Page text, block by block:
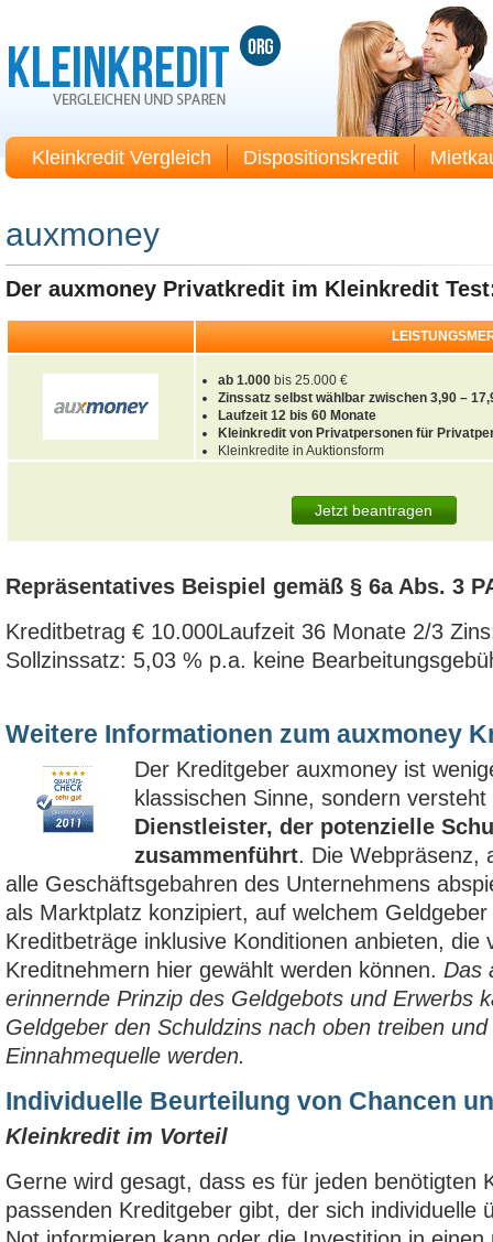
Kleinkredit Vergleich Dispositionskredit
auxmoney
Der auxmoney Privatkredit im Kleinkredit
ab 1.000 bis 25.000 €
Zinssatz selbst wählbar zwischen 3,90 –
Laufzeit 12 bis 60 Monate
Kleinkredit von Privatpersonen für
Kleinkredite in Auktionsform
Jetzt beantragen
Repräsentatives Beispiel gemäß § 6a Abs. 3
Kreditbetrag € 10.000Laufzeit 36 Monate 2/3
Sollzinssatz: 5,03 % p.a. keine
Weitere Informationen zum auxmoney
Der Kreditgeber auxmoney ist
klassischen Sinne, sondern
Dienstleister, der potenzielle
zusammenführt. Die Webpräsenz,
alle Geschäftsgebahren des Unternehmens
als Marktplatz konzipiert, auf welchem
Kreditbeträge inklusive Konditionen anbieten, die
Kreditnehmern hier gewählt werden können. Das
erinnernde Prinzip des Geldgebots und Erwerbs
Geldgeber den Schuldzins nach oben treiben
Einnahmequelle werden.
Individuelle Beurteilung von Chancen
Kleinkredit im Vorteil
Gerne wird gesagt, dass es für jeden benötigten
passenden Kreditgeber gibt, der sich individuelle